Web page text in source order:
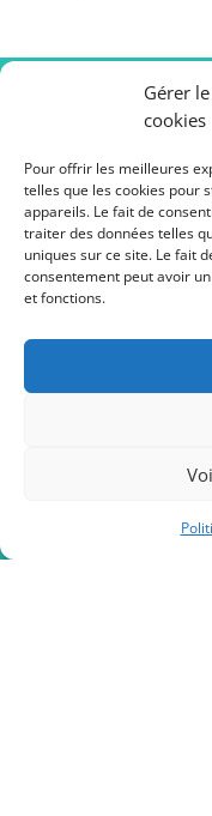
Gérer
cookies
Pour offrir les meilleures
telles que les cookies pour
appareils. Le fait de
traiter des données telles
uniques sur ce site. Le fait
consentement peut avoir
et fonctions.
La Fédération de